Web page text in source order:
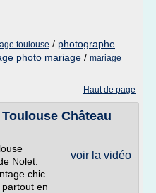
toulouse / photographe
photo mariage / mariage
Haut de page
Château
voir la vidéo
Nolet.
chic
en